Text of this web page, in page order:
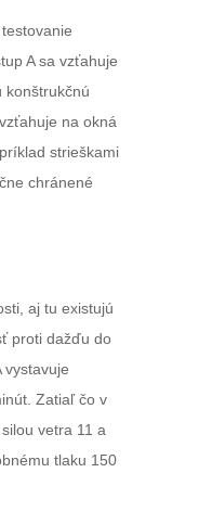
A sa vzťahuje
konštrukčnú
na okná
strieškami
chránené
aj tu existujú
proti dažďu do
vystavuje
Zatiaľ čo v
vetra 11 a
tlaku 150